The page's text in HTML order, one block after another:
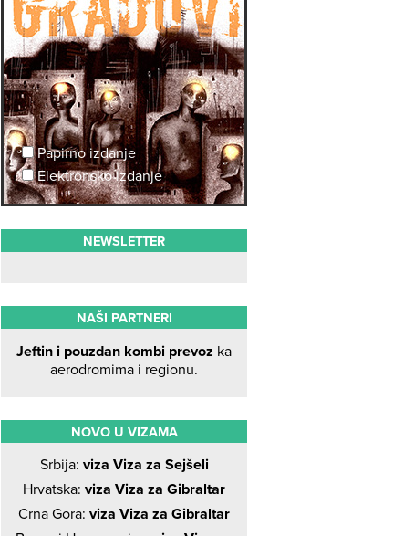
Papirno izdanje
Elektronsko izdanje
NEWSLETTER
NAŠI PARTNERI
Jeftin i pouzdan kombi prevoz ka
aerodromima i regionu.
NOVO U VIZAMA
Srbija: viza Viza za Sejšeli
Hrvatska: viza Viza za Gibraltar
Crna Gora: viza Viza za Gibraltar